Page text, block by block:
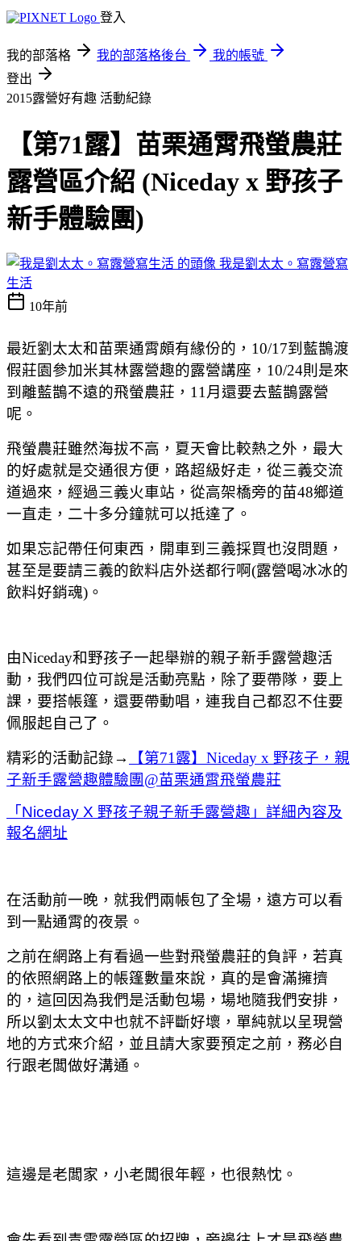
登入
我的部落格 我的部落格後台
我的帳號
登出
2015露營好有趣 活動紀錄
【第71露】苗栗通霄飛螢農莊
露營區介紹 (Niceday x 野孩子
新手體驗團)
我是劉太太。寫露營寫
生活
10年前
最近劉太太和苗栗通霄頗有緣份的，10/17到藍鵲渡
假莊園參加米其林露營趣的露營講座，10/24則是來
到離藍鵲不遠的飛螢農莊，11月還要去藍鵲露營
呢。
飛螢農莊雖然海拔不高，夏天會比較熱之外，最大
的好處就是交通很方便，路超級好走，從三義交流
道過來，經過三義火車站，從高架橋旁的苗48鄉道
一直走，二十多分鐘就可以抵達了。
如果忘記帶任何東西，開車到三義採買也沒問題，
甚至是要請三義的飲料店外送都行啊(露營喝冰冰的
飲料好銷魂)。
由Niceday和野孩子一起舉辦的親子新手露營趣活
動，我們四位可說是活動亮點，除了要帶隊，要上
課，要搭帳篷，還要帶動唱，連我自己都忍不住要
佩服起自己了。
精彩的活動記錄→
【第71露】Niceday x 野孩子，親
子新手露營趣體驗團@苗栗通霄飛螢農莊
「Niceday X 野孩子親子新手露營趣」詳細內容及
報名網址
在活動前一晚，就我們兩帳包了全場，遠方可以看
到一點通霄的夜景。
之前在網路上有看過一些對飛螢農莊的負評，若真
的依照網路上的帳篷數量來說，真的是會滿擁擠
的，這回因為我們是活動包場，場地隨我們安排，
所以劉太太文中也就不評斷好壞，單純就以呈現營
地的方式來介紹，並且請大家要預定之前，務必自
行跟老闆做好溝通。
這邊是老闆家，小老闆很年輕，也很熱忱。